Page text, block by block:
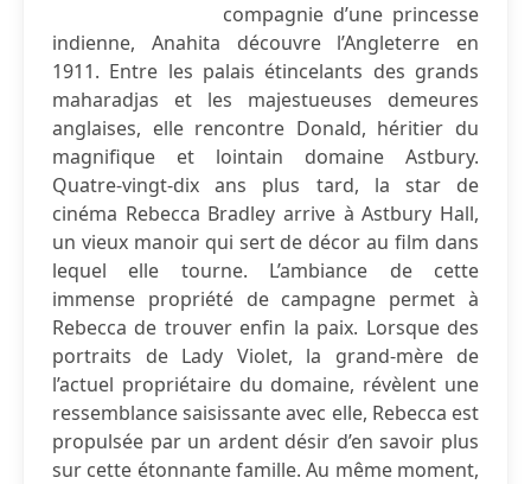
compagnie d’une princesse
indienne, Anahita découvre l’Angleterre en
1911. Entre les palais étincelants des grands
maharadjas et les majestueuses demeures
anglaises, elle rencontre Donald, héritier du
magnifique et lointain domaine Astbury.
Quatre-vingt-dix ans plus tard, la star de
cinéma Rebecca Bradley arrive à Astbury Hall,
un vieux manoir qui sert de décor au film dans
lequel elle tourne. L’ambiance de cette
immense propriété de campagne permet à
Rebecca de trouver enfin la paix. Lorsque des
portraits de Lady Violet, la grand-mère de
l’actuel propriétaire du domaine, révèlent une
ressemblance saisissante avec elle, Rebecca est
propulsée par un ardent désir d’en savoir plus
sur cette étonnante famille. Au même moment,